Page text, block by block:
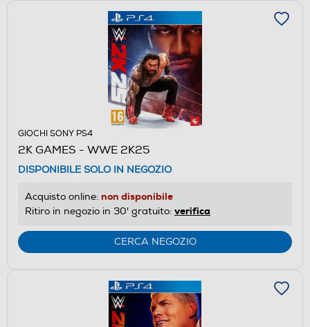
GIOCHI SONY PS4
2K GAMES - WWE 2K25
DISPONIBILE SOLO IN NEGOZIO
Acquisto online: non disponibile
Ritiro in negozio in 30' gratuito: verifica
CERCA NEGOZIO